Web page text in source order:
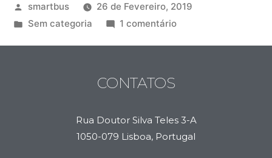
smartbus
26 de Fevereiro, 2019
Sem categoria
1 comentário
CONTATOS
Rua Doutor Silva Teles 3-A
1050-079 Lisboa, Portugal